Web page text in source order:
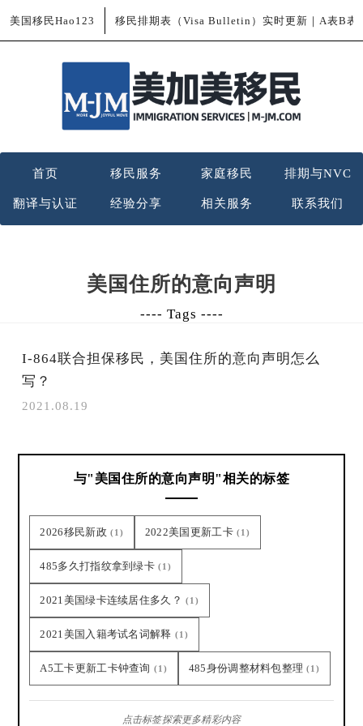
美国移民Hao123 移民排期表（Visa Bulletin）实时更新｜A表B表
首页 移民服务 家庭移民 排期与NVC
翻译与认证 经验分享 相关服务 联系我们
美国住所的意向声明
---- Tags ----
I-864联合担保移民，美国住所的意向声明怎么
写？
2021.08.19
与"美国住所的意向声明"相关的标签
2026移民新政 (1) 2022美国更新工卡 (1)
485多久打指纹拿到绿卡 (1)
2021美国绿卡连续居住多久？ (1)
2021美国入籍考试名词解释 (1)
A5工卡更新工卡钟查询 (1) 485身份调整材料包整理 (1)
点击标签探索更多精彩内容